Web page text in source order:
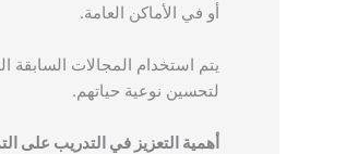
أو في الأماكن العامة.
يتم استخدام المجالات السابقة
لتحسين نوعية حياتهم.
أهمية التعزيز في التدريب على